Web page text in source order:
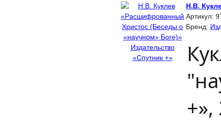
Н.В.
Артикул:
Бренд: